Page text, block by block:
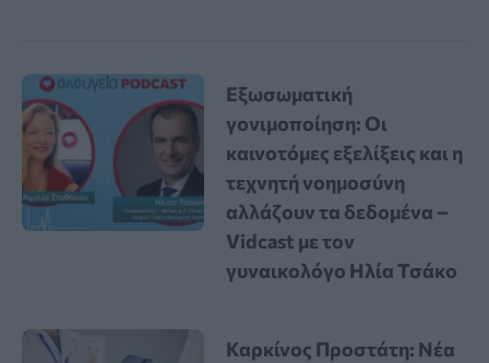
Εξωσωματική
γονιμοποίηση: Οι
καινοτόμες εξελίξεις και η
τεχνητή νοημοσύνη
αλλάζουν τα δεδομένα –
Vidcast με τον
γυναικολόγο Ηλία Τσάκο
Καρκίνος Προστάτη: Νέα